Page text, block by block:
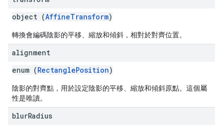
object (AffineTransform)
轉換會編碼陰影的平移、縮放和傾斜，相對於對齊位置。
alignment
enum (RectanglePosition)
陰影的對齊點，用於設定陰影的平移、縮放和傾斜原點。這個屬
性是唯讀。
blurRadius